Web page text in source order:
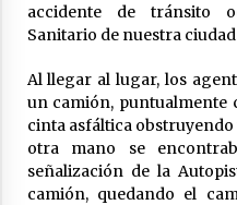
accidente de tránsito
Sanitario de nuestra
Al llegar al lugar, los
un camión, puntualmente
cinta asfáltica
otra mano se
señalización de la
camión, quedando el